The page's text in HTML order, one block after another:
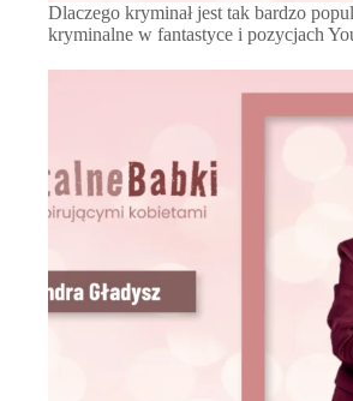
Dlaczego kryminał jest tak bardzo
kryminalne w fantastyce i pozycjach